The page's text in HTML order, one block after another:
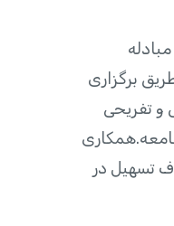
برگزاری
و تفریحی
تسهیل در